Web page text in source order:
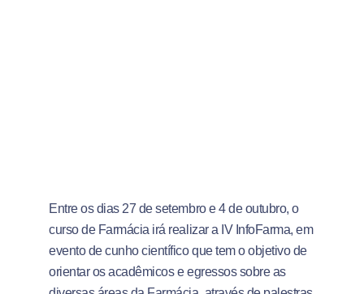
Entre os dias 27 de setembro e 4 de outubro, o
curso de Farmácia irá realizar a IV InfoFarma, em
evento de cunho científico que tem o objetivo de
orientar os acadêmicos e egressos sobre as